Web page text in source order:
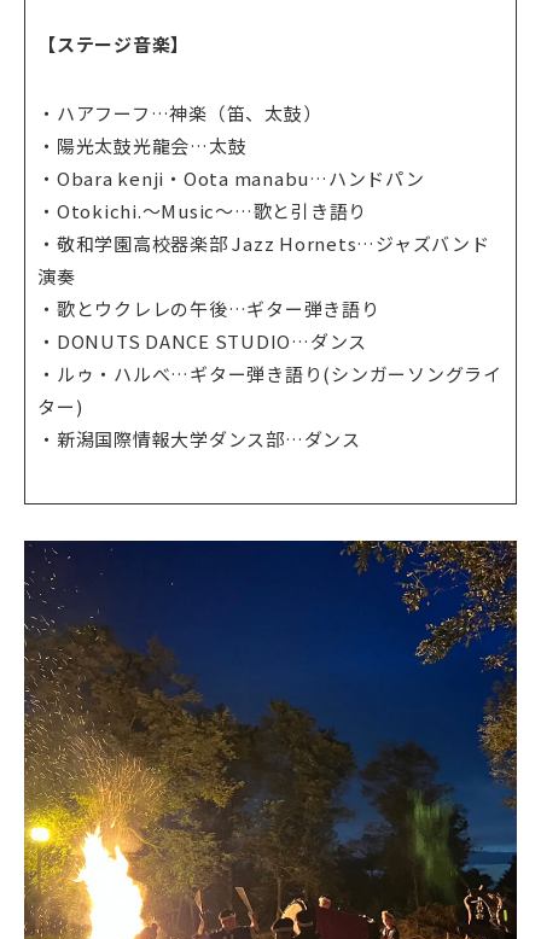
【ステージ音楽】
・ハアフーフ…神楽（笛、太鼓）
・陽光太鼓光龍会…太鼓
・Obara kenji・Oota manabu…ハンドパン
・Otokichi.〜Music〜…歌と引き語り
・敬和学園高校器楽部 Jazz Hornets…ジャズバンド
演奏
・歌とウクレレの午後…ギター弾き語り
・DONUTS DANCE STUDIO…ダンス
・ルゥ・ハルべ…ギター弾き語り(シンガーソングライ
ター)
・新潟国際情報大学ダンス部…ダンス